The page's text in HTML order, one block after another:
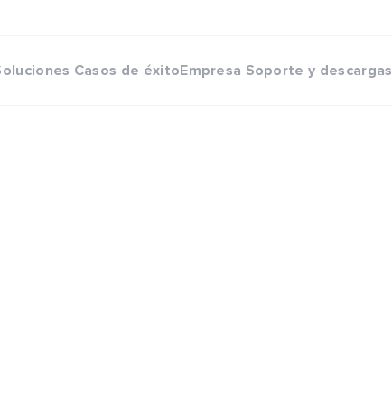
Casos de éxitoEmpresa Soporte y descargas